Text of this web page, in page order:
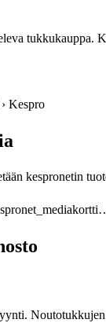
Kespro
kespronetin